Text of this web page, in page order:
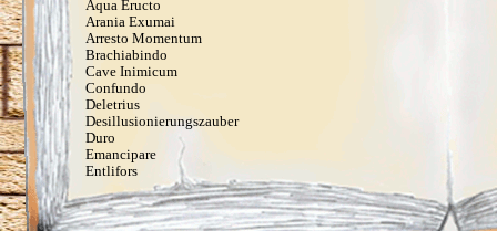
Aqua Eructo
Arania Exumai
Arresto Momentum
Brachiabindo
Cave Inimicum
Confundo
Deletrius
Desillusio­nierungszauber
Duro
Emancipare
Entlifors
Expecto Patronum
Expelliarmus
Fianto Duri